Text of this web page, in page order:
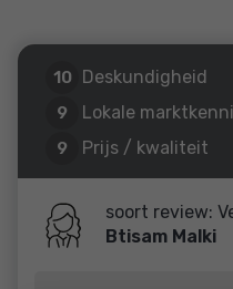
10 Deskundigheid
9 Lokale
9 Prijs / kwaliteit
10 Service en
soort review:
Btisam Malki